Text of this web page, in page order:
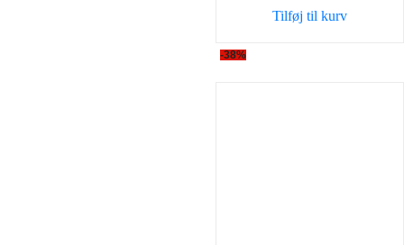
8,00 kr..
Tilføj til kurv
-38%